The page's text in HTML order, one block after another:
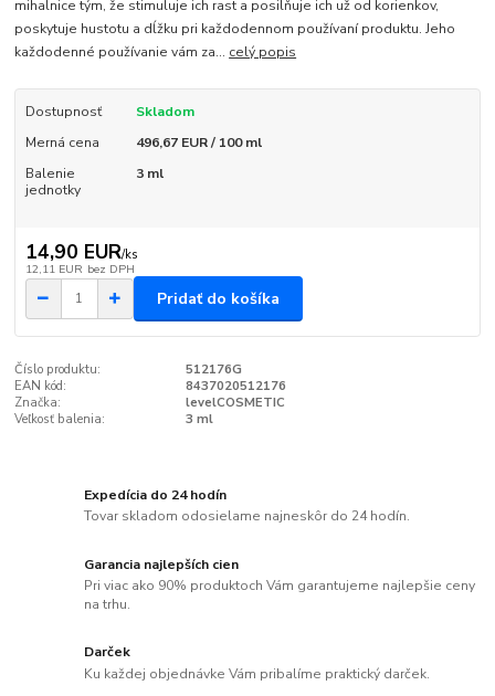
mihalnice tým, že stimuluje ich rast a posilňuje ich už od korienkov,
poskytuje hustotu a dĺžku pri každodennom používaní produktu. Jeho
každodenné používanie vám za... celý popis
Dostupnosť
Skladom
Merná cena
496,67 EUR / 100 ml
Balenie
jednotky
3 ml
14,90 EUR/ks
12,11 EUR bez DPH
Pridať do košíka
Číslo produktu:
512176G
EAN kód:
8437020512176
Značka:
levelCOSMETIC
Veľkosť balenia:
3 ml
Expedícia do 24 hodín
Tovar skladom odosielame najneskôr do 24 hodín.
Garancia najlepších cien
Pri viac ako 90% produktoch Vám garantujeme najlepšie ceny
na trhu.
Darček
Ku každej objednávke Vám pribalíme praktický darček.